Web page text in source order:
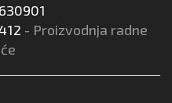
- Proizvodnja radne